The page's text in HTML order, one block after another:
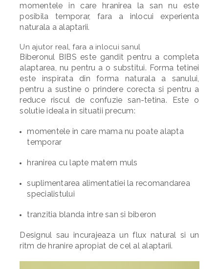
momentele in care hranirea la san nu este
posibila temporar, fara a inlocui experienta
naturala a alaptarii.
Un ajutor real, fara a inlocui sanul
Biberonul BIBS este gandit pentru a completa
alaptarea, nu pentru a o substitui. Forma tetinei
este inspirata din forma naturala a sanului,
pentru a sustine o prindere corecta si pentru a
reduce riscul de confuzie san-tetina. Este o
solutie ideala in situatii precum:
momentele in care mama nu poate alapta
temporar
hranirea cu lapte matern muls
suplimentarea alimentatiei la recomandarea
specialistului
tranzitia blanda intre san si biberon
Designul sau incurajeaza un flux natural si un
ritm de hranire apropiat de cel al alaptarii.